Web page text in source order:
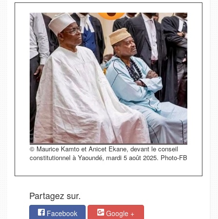
© Maurice Kamto et Anicet Ekane, devant le conseil
constitutionnel à Yaoundé, mardi 5 août 2025. Photo-FB
Partagez sur.
Facebook Google +